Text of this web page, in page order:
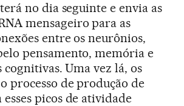
no dia seguinte e envia as
mensageiro para as
entre os neurônios,
pensamento, memória e
cognitivas. Uma vez lá, os
processo de produção de
picos de atividade